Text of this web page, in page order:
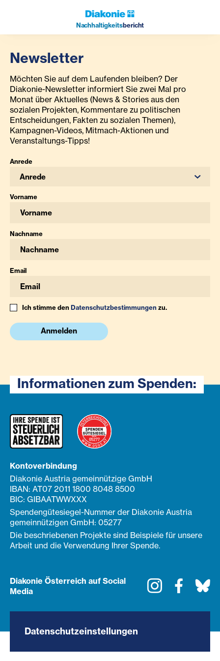
Nachhaltigkeitsbericht
Newsletter
Möchten Sie auf dem Laufenden bleiben? Der
Diakonie-Newsletter informiert Sie zwei Mal pro
Monat über Aktuelles (News & Stories aus den
sozialen Projekten, Kommentare zu politischen
Entscheidungen, Fakten zu sozialen Themen),
Kampagnen-Videos, Mitmach-Aktionen und
Veranstaltungs-Tipps!
Anrede
Anrede
Vorname
Nachname
Email
Ich stimme denDatenschutzbestimmungenzu.
Anmelden
Informationen zum Spenden:
Kontoverbindung
Diakonie Austria gemeinnützige GmbH
IBAN: AT07 2011 1800 8048 8500
BIC: GIBAATWWXXX
Spendengütesiegel-Nummer der Diakonie Austria
gemeinnützigen GmbH: 05277
Die beschriebenen Projekte sind Beispiele für unsere
Arbeit und die Verwendung Ihrer Spende.
Diakonie Österreich auf Social
Media
Instagram
Datenschutzeinstellungen